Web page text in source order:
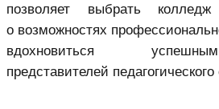
позволяет выбрать
о возможностях
вдохновиться
представителей